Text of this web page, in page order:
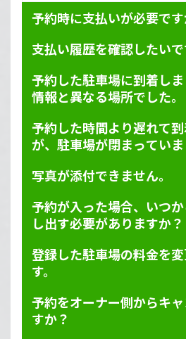
予約時に支払いが必要です
支払い履歴を確認したいで
予約した駐車場に到着し
情報と異なる場所でした。
予約した時間より遅れて
が、駐車場が閉まっていま
写真が添付できません。
予約が入った場合、いつ
し出す必要がありますか？
登録した駐車場の料金を
す。
予約をオーナー側からキ
すか？